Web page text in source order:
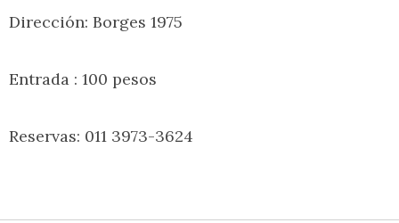
Dirección: Borges 1975
Entrada : 100 pesos
Reservas: 011 3973-3624